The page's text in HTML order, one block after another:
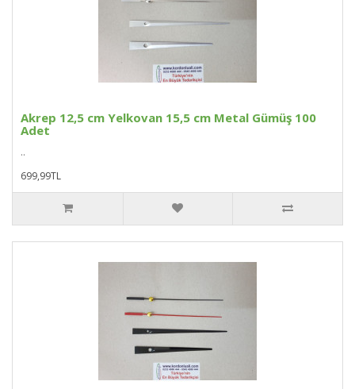
Akrep 12,5 cm Yelkovan 15,5 cm Metal Gümüş 100
Adet
..
699,99TL